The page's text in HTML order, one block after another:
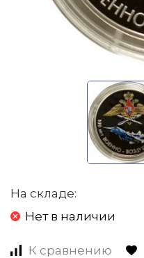
На складе:
Нет в наличии
К сравнению